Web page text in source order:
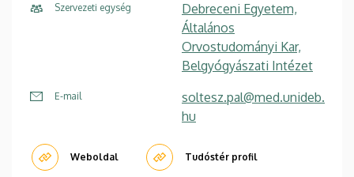
Szervezeti egység
Debreceni Egyetem,
Általános
Orvostudományi Kar,
Belgyógyászati Intézet
E-mail
soltesz.pal@med.unideb.
hu
Weboldal Tudóstér profil